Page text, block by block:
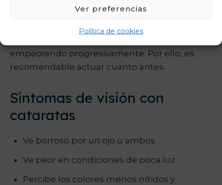
Ver preferencias
Política de cookies
requiere hospitalización.
las cataratas no mejoran si no
empeorando progresivamente. Por ello, es
recomendable actuar cuanto antes.
Síntomas de visión con
cataratas
Ve borroso por un ojo u ambos
Ve peor en condiciones de poca luz
Percibe los colores menos nítidos y